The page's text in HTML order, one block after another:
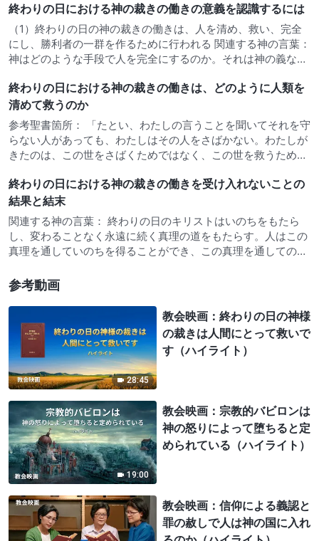
が、大いなる者も小さき者も共に、御座の前に立っているのが
見えた。かず…
終わりの日における神の裁きの働きの意義を認識するには
（1）終わりの日の神の裁きの働きは、人を清め、救い、完全
にし、勝利者の一群を作るために行われる 関連する神の言葉：
神はどのような手段で人を完全にするのか。それは神の義なる
厳、裁き、呪いから成り立っており、神はおもに裁きという手
段で人を完全…
終わりの日における神の裁きの働きは、どのように人類を
清めて救うのか
参考聖書箇所： 「たとい、わたしの言うことを聞いてそれを守
らない人があっても、わたしはその人をさばかない。わたしが
きたのは、この世をさばくためではなく、この世を救うためで
その人をさばくものがある。わたしの語ったその言葉が、終り
の日にその人をさ…
終わりの日における神の裁きの働きを受け入れないことの
結果と結末
関連する神の言葉： 終わりの日のキリストはいのちをもたら
し、変わることなく永遠に続く真理の道をもたらす。人はこの
真理を通していのちを得ることができ、この真理を通しての
が与えるいのちの道を求めないなら、あなたは決してイエスに
良しと認められず、天…
参考動画
28:45
教会映画：終わりの日の神様
の裁きは人間にとって救いで
す（ハイライト）
19:00
教会映画：宗教的バビロンは
神の怒りによって堕ちると定
められている（ハイライト）
教会映画：信仰による義認と
罪の赦しで人は神の国に入れ